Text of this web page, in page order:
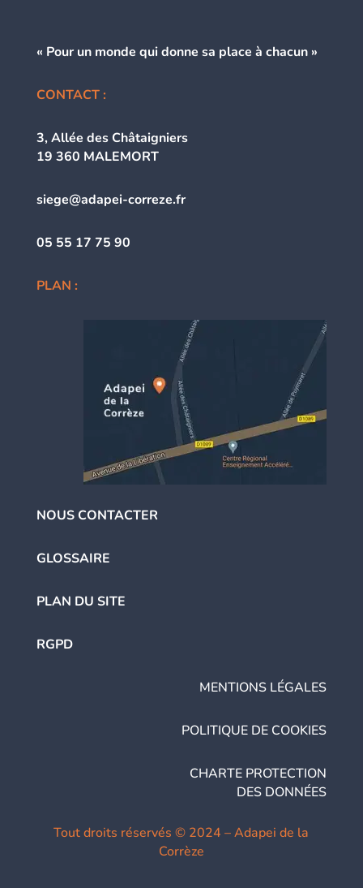
« Pour un monde qui donne sa place à chacun »
CONTACT :
3, Allée des Châtaigniers
19 360 MALEMORT
siege@adapei-correze.fr
05 55 17 75 90
PLAN :
NOUS CONTACTER
GLOSSAIRE
PLAN DU SITE
RGPD
MENTIONS LÉGALES
POLITIQUE DE COOKIES
CHARTE PROTECTION
DES DONNÉES
Tout droits réservés © 2024 – Adapei de la
Corrèze